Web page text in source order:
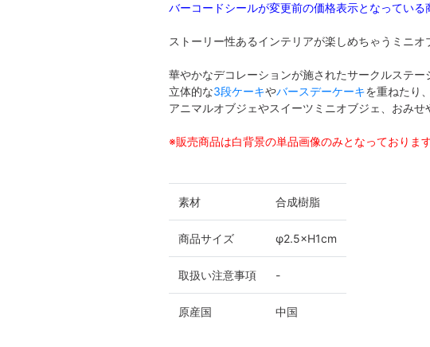
バーコードシールが変更前の価格表示となってい
ストーリー性あるインテリアが楽しめちゃうミニ
華やかなデコレーションが施されたサークルステー
立体的な3段ケーキやバースデーケーキを重ねたり
アニマルオブジェやスイーツミニオブジェ、おみ
※販売商品は白背景の単品画像のみとなっております
素材 合成樹脂
商品サイズ φ2.5×H1cm
取扱い注意事項 -
原産国 中国